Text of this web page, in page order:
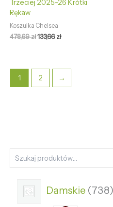
Damskie 738
Trzeciej 2025-26 Krótki
Rękaw
Koszulka Chelsea
478,69zł133,66zł
1 2 →